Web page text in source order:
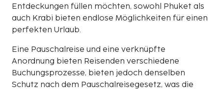
Entdeckungen füllen möchten, sowohl Phuket als
auch Krabi bieten endlose Möglichkeiten für einen
perfekten Urlaub.
Eine Pauschalreise und eine verknüpfte
Anordnung bieten Reisenden verschiedene
Buchungsprozesse, bieten jedoch denselben
Schutz nach dem Pauschalreisegesetz, was die